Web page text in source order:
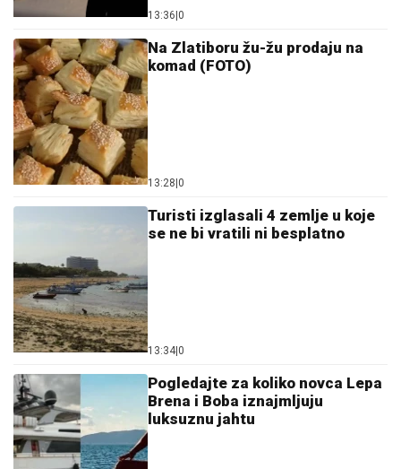
13:36 0
Na Zlatiboru žu-žu prodaju na
komad (FOTO)
13:28 0
Turisti izglasali 4 zemlje u koje
se ne bi vratili ni besplatno
13:34 0
Pogledajte za koliko novca Lepa
Brena i Boba iznajmljuju
luksuznu jahtu